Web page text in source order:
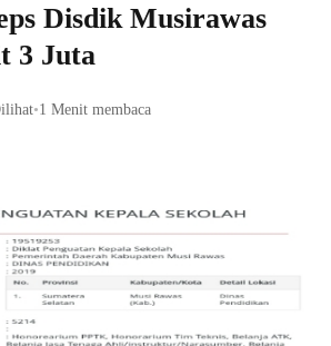
Disdik Musirawas
3 Juta
•1 Menit membaca